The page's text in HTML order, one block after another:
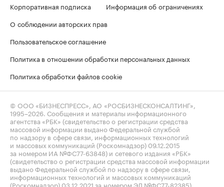
Корпоративная подписка
Информация об ограничениях
О соблюдении авторских прав
Пользовательское соглашение
Политика в отношении обработки персональных данных
Политика обработки файлов cookie
© ООО «БИЗНЕСПРЕСС», АО «РОСБИЗНЕСКОНСАЛТИНГ»,
1995–2026 . Сообщения и материалы информационного
агентства «РБК» (свидетельство о регистрации средства
массовой информации выдано Федеральной службой
по надзору в сфере связи, информационных технологий
и массовых коммуникаций (Роскомнадзор) 09.12.2015
за номером ИА №ФС77-63848) и сетевого издания «РБК»
(свидетельство о регистрации средства массовой информации
выдано Федеральной службой по надзору в сфере связи,
информационных технологий и массовых коммуникаций
(Роскомнадзор) 03.12.2021 за номером ЭЛ №ФС77-82385)